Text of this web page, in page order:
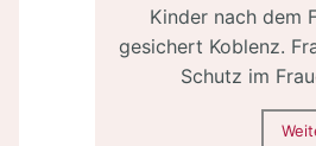
Kinder nach dem
gesichert Koblenz.
Schutz im